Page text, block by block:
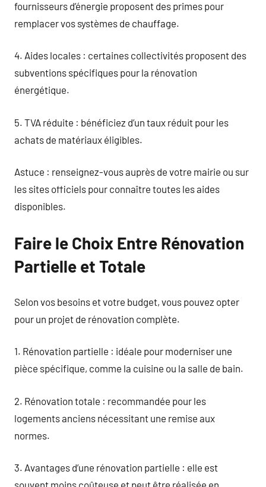
fournisseurs d’énergie proposent des primes pour
remplacer vos systèmes de chauffage.
4. Aides locales : certaines collectivités proposent des
subventions spécifiques pour la rénovation
énergétique.
5. TVA réduite : bénéficiez d’un taux réduit pour les
achats de matériaux éligibles.
Astuce : renseignez-vous auprès de votre mairie ou sur
les sites officiels pour connaître toutes les aides
disponibles.
Faire le Choix Entre Rénovation
Partielle et Totale
Selon vos besoins et votre budget, vous pouvez opter
pour un projet de rénovation complète.
1. Rénovation partielle : idéale pour moderniser une
pièce spécifique, comme la cuisine ou la salle de bain.
2. Rénovation totale : recommandée pour les
logements anciens nécessitant une remise aux
normes.
3. Avantages d’une rénovation partielle : elle est
souvent moins coûteuse et peut être réalisée en